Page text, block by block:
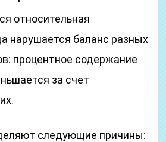
относительная
нарушается баланс разных
процентное содержание
за счет
следующие причины: